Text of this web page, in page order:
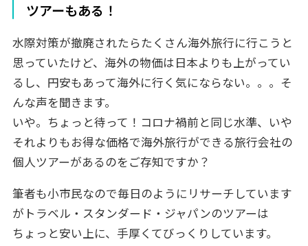
ツアーもある！
水際対策が撤廃されたらたくさん海外旅行に行こうと
思っていたけど、海外の物価は日本よりも上がってい
るし、円安もあって海外に行く気にならない。。。そ
んな声を聞きます。
いや。ちょっと待って！コロナ禍前と同じ水準、いや
それよりもお得な価格で海外旅行ができる旅行会社の
個人ツアーがあるのをご存知ですか？
筆者も小市民なので毎日のようにリサーチしています
がトラベル・スタンダード・ジャパンのツアーは
ちょっと安い上に、手厚くてびっくりしています。